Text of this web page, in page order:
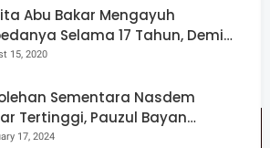
tertib dan aman.
Abu Bakar Mengayuh
Selama 17 Tahun, Demi
Kemerdekaan
15, 2020
Sementara Nasdem
Tertinggi, Pauzul Bayan
“Rebut” Kursi Dapil 3
17, 2024